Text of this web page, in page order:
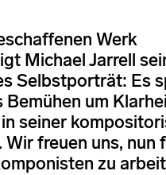
Werk
Michael Jarrell
Selbstporträt: Es
um
seiner
freuen uns, nun
zu